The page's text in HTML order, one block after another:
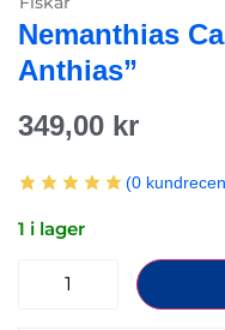
Nemanthias
Anthias”
349,00 kr
(0
1 i lager